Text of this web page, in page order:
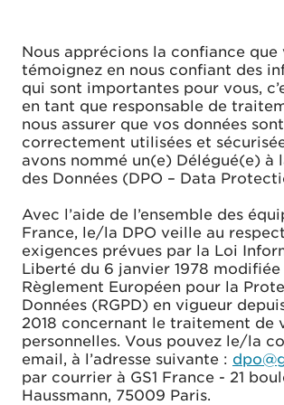
Nous apprécions la confiance que
témoignez en nous confiant des
qui sont importantes pour vous,
en tant que responsable de
nous assurer que vos données sont
correctement utilisées et
avons nommé un(e) Délégué(e) à
des Données (DPO – Data
Avec l’aide de l’ensemble des
France, le/la DPO veille au
exigences prévues par la Loi
Liberté du 6 janvier 1978 modifiée
Règlement Européen pour la
Données (RGPD) en vigueur
2018 concernant le traitement de
personnelles. Vous pouvez le/la
email, à l’adresse suivante :
par courrier à GS1 France - 21
Haussmann, 75009 Paris.